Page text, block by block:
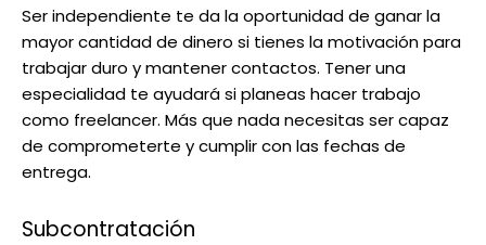
Ser independiente te da la oportunidad de ganar la
mayor cantidad de dinero si tienes la motivación para
trabajar duro y mantener contactos. Tener una
especialidad te ayudará si planeas hacer trabajo
como freelancer. Más que nada necesitas ser capaz
de comprometerte y cumplir con las fechas de
entrega.
Subcontratación